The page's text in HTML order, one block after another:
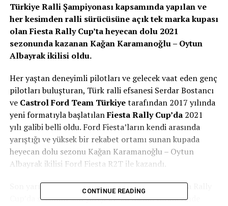
Türkiye Ralli Şampiyonası kapsamında yapılan ve
her kesimden ralli sürücüsüne açık tek marka kupası
olan Fiesta Rally Cup’ta heyecan dolu 2021
sezonunda kazanan Kağan Karamanoğlu – Oytun
Albayrak ikilisi oldu.
Her yaştan deneyimli pilotları ve gelecek vaat eden genç
pilotları buluşturan, Türk ralli efsanesi Serdar Bostancı
ve Castrol Ford Team Türkiyetarafından 2017 yılında
yeni formatıyla başlatılanFiesta Rally Cup’da 2021
yılı galibi belli oldu. Ford Fiesta’ların kendi arasında
yarıştığı ve yüksek bir rekabet ortamı sunan kupada
heyecan dolu sezonu Kağan Karamanoğlu – Oytun
Albayrak ikilisi Ford Fiesta R2T ile kazandı.
Son yarışa kadar çekişmenin eksik olmadığı Fiesta Rally
Cup’da sezonun son yarışı 27-28 Kasım tarihlerinde
CONTINUE READING